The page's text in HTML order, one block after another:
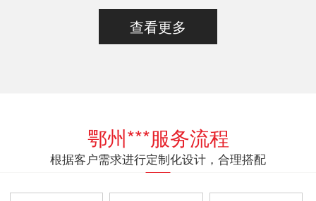
查看更多
鄂州***服务流程
根据客户需求进行定制化设计，合理搭配